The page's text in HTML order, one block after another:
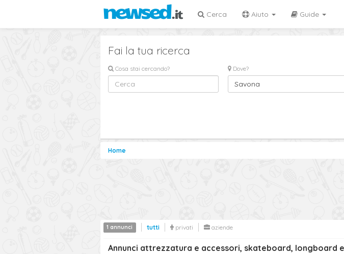
Cerca Aiuto Guide
Fai la tua ricerca
Cosa stai cercando? Dove?
Savona
Home
tutti privati aziende
1 annunci
Annunci attrezzatura e accessori, skateboard, longboard